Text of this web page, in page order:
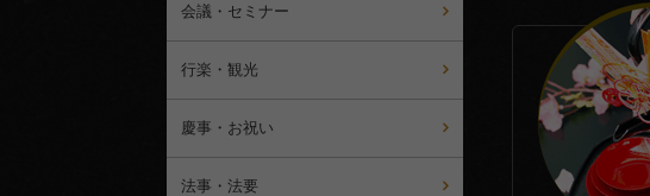
会議・セミナー
行楽・観光
慶事・お祝い
法事・法要